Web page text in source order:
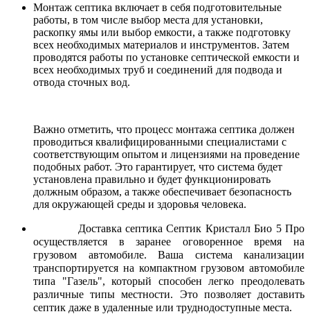
Монтаж септика включает в себя подготовительные
работы, в том числе выбор места для установки,
раскопку ямы или выбор емкости, а также подготовку
всех необходимых материалов и инструментов. Затем
проводятся работы по установке септической емкости и
всех необходимых труб и соединений для подвода и
отвода сточных вод.
Важно отметить, что процесс монтажа септика должен
проводиться квалифицированными специалистами с
соответствующим опытом и лицензиями на проведение
подобных работ. Это гарантирует, что система будет
установлена правильно и будет функционировать
должным образом, а также обеспечивает безопасность
для окружающей среды и здоровья человека.
Доставка септика Септик Кристалл Био 5 Про
осуществляется в заранее оговоренное время на
грузовом автомобиле. Ваша система канализации
транспортируется на компактном грузовом автомобиле
типа "Газель", который способен легко преодолевать
различные типы местности. Это позволяет доставить
септик даже в удаленные или труднодоступные места.